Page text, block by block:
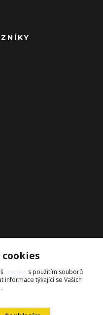
souhlas s použitím souborů
informace týkající se Vašich